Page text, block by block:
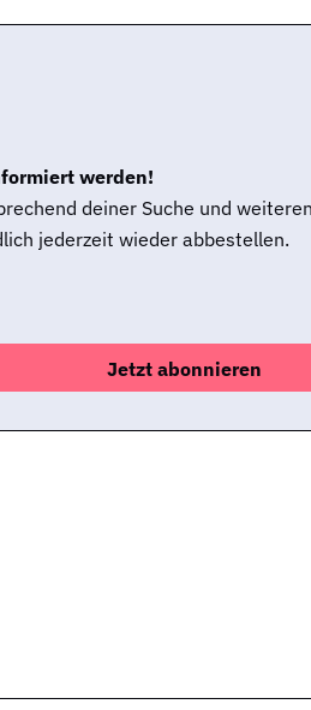
werden!
deiner Suche und
jederzeit wieder abbestellen.